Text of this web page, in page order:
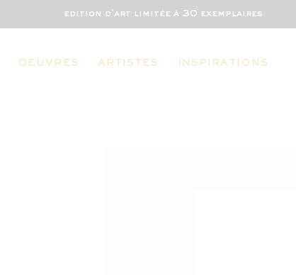
edition d'art limitée à 30 exemplaires
OEUVRES ARTISTES INSPIRATIONS